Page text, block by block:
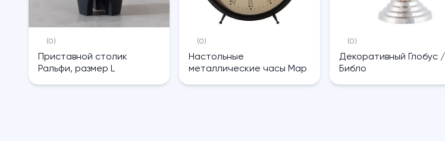
(0)
Приставной столик
Ральфи, размер L
(0)
Настольные
металлические часы Map
(0)
Декоративный Глобус /
Библо